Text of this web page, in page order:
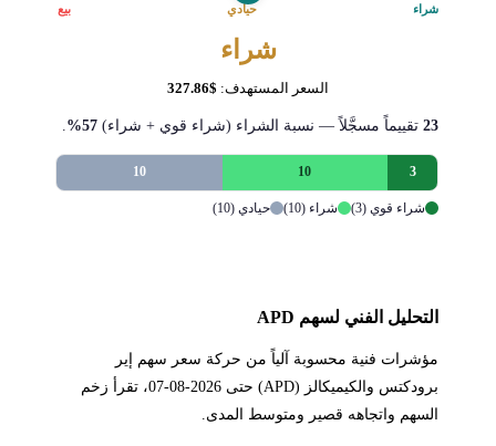
بيع حيادي شراء
شراء
السعر المستهدف: $327.86
23تقييماً مسجَّلاً — نسبة الشراء (شراء قوي + شراء) 57%
.
3
10
10
شراء قوي (3) شراء (10) حيادي (10)
التحليل الفني لسهم APD
مؤشرات فنية محسوبة آلياً من حركة سعر سهم إير
برودكتس والكيميكالز (APD) حتى 2026-08-07، تقرأ زخم
السهم واتجاهه قصير ومتوسط المدى.